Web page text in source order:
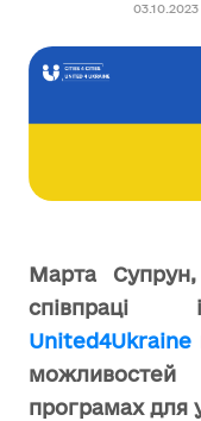
03.10.2023
Марта
співпраці
United4Ukraine
програмах для